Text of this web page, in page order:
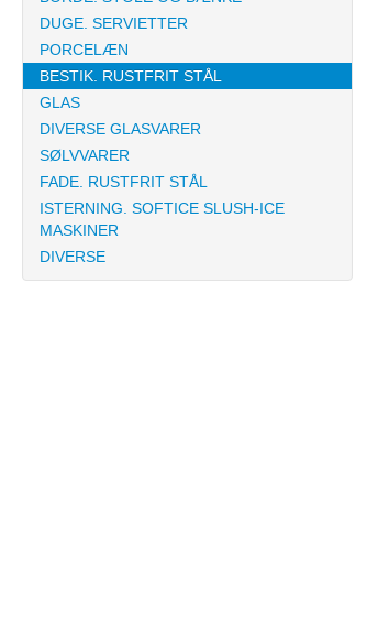
DUGE. SERVIETTER
PORCELÆN
BESTIK. RUSTFRIT STÅL
GLAS
DIVERSE GLASVARER
SØLVVARER
FADE. RUSTFRIT STÅL
ISTERNING. SOFTICE SLUSH-ICE
MASKINER
DIVERSE